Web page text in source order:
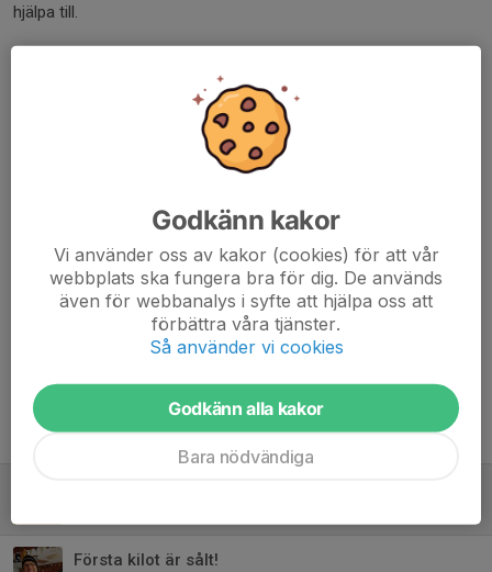
hjälpa till.
varje pass eller dela upp passet på flera personer. Skriv upp er
på schemat nedan i länken:
Kommentarer
Tidigare nyheter
Första kilot är sålt!
Godkänn kakor
Vi använder oss av kakor (cookies) för att vår
webbplats ska fungera bra för dig. De används
även för webbanalys i syfte att hjälpa oss att
förbättra våra tjänster.
Så använder vi cookies
Godkänn alla kakor
Bara nödvändiga